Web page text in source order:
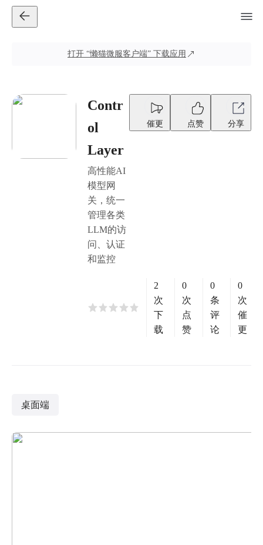
打开 “懒猫微服客户端” 下载应用
Contr
ol
Layer
高性能AI
模型网
关，统一
管理各类
LLM的访
问、认证
和监控
催更 点赞 分享
2
次
下
载
0
次
点
赞
0
条
评
论
0
次
催
更
桌面端